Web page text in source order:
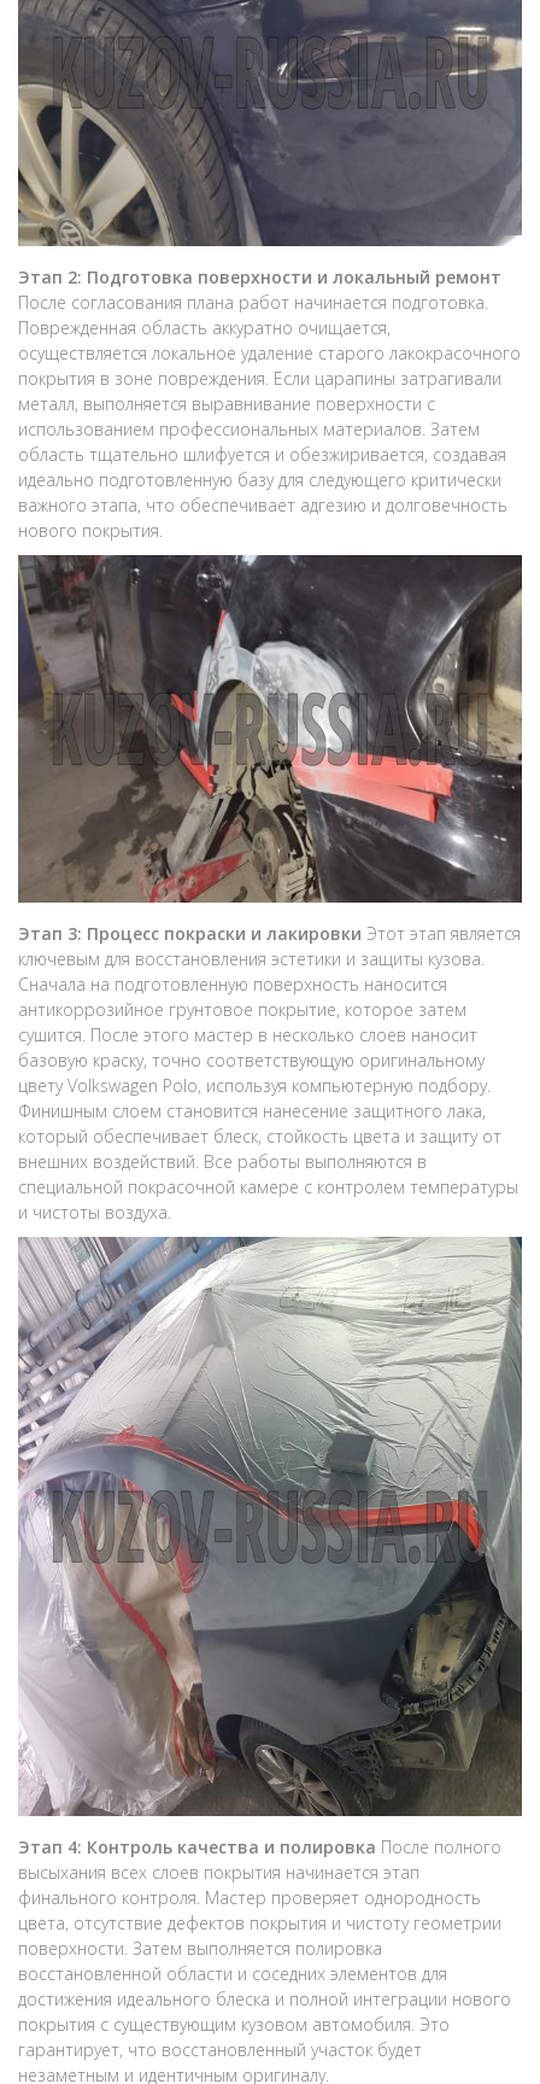
Этап 2: Подготовка поверхности и локальный ремонт
После согласования плана работ начинается подготовка.
Поврежденная область аккуратно очищается,
осуществляется локальное удаление старого лакокрасочного
покрытия в зоне повреждения. Если царапины затрагивали
металл, выполняется выравнивание поверхности с
использованием профессиональных материалов. Затем
область тщательно шлифуется и обезжиривается, создавая
идеально подготовленную базу для следующего критически
важного этапа, что обеспечивает адгезию и долговечность
нового покрытия.
Этап 3: Процесс покраски и лакировки Этот этап является
ключевым для восстановления эстетики и защиты кузова.
Сначала на подготовленную поверхность наносится
антикоррозийное грунтовое покрытие, которое затем
сушится. После этого мастер в несколько слоев наносит
базовую краску, точно соответствующую оригинальному
цвету Volkswagen Polo, используя компьютерную подбору.
Финишным слоем становится нанесение защитного лака,
который обеспечивает блеск, стойкость цвета и защиту от
внешних воздействий. Все работы выполняются в
специальной покрасочной камере с контролем температуры
и чистоты воздуха.
Этап 4: Контроль качества и полировка После полного
высыхания всех слоев покрытия начинается этап
финального контроля. Мастер проверяет однородность
цвета, отсутствие дефектов покрытия и чистоту геометрии
поверхности. Затем выполняется полировка
восстановленной области и соседних элементов для
достижения идеального блеска и полной интеграции нового
покрытия с существующим кузовом автомобиля. Это
гарантирует, что восстановленный участок будет
незаметным и идентичным оригиналу.